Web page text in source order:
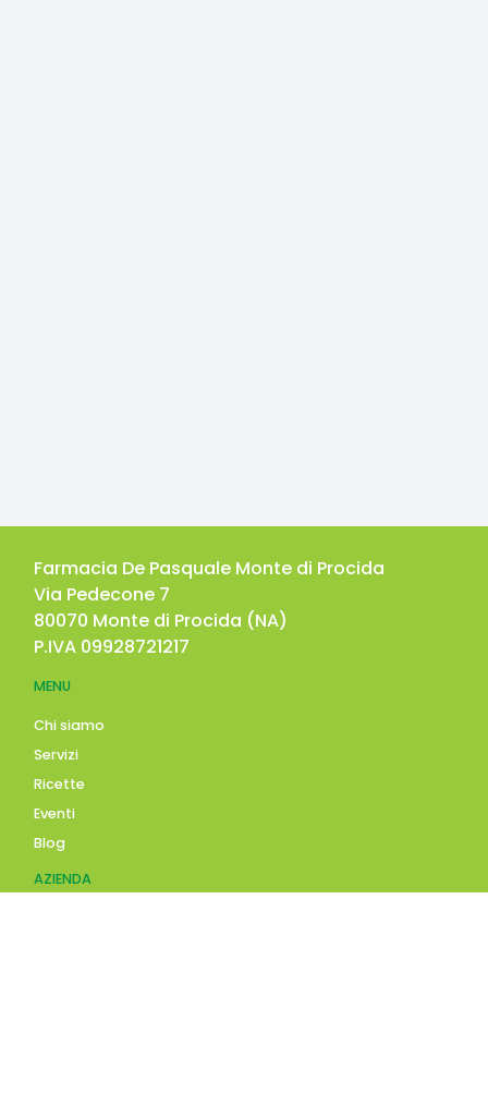
Farmacia De Pasquale Monte di Procida
Via Pedecone 7
80070 Monte di Procida (NA)
P.IVA 09928721217
MENU
Chi siamo
Servizi
Ricette
Eventi
Blog
AZIENDA